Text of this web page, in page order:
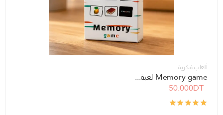
ألعاب فكرية
Memory game لعبة...
50.000DT